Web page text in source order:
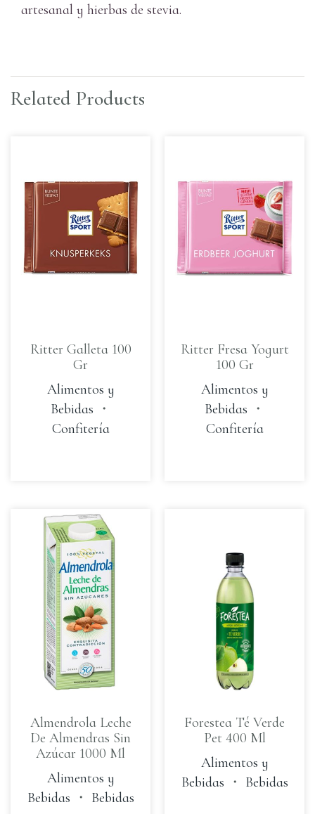
artesanal y hierbas de stevia.
Related Products
Ritter Galleta 100
Gr
Alimentos y
Bebidas ・
Confitería
Ritter Fresa Yogurt
100 Gr
Alimentos y
Bebidas ・
Confitería
Almendrola Leche
De Almendras Sin
Azúcar 1000 Ml
Alimentos y
Bebidas ・ Bebidas
Forestea Té Verde
Pet 400 Ml
Alimentos y
Bebidas ・ Bebidas